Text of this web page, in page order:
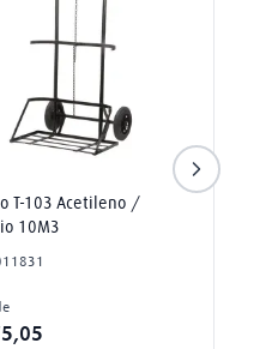
T-103 Acetileno /
10M3
,05